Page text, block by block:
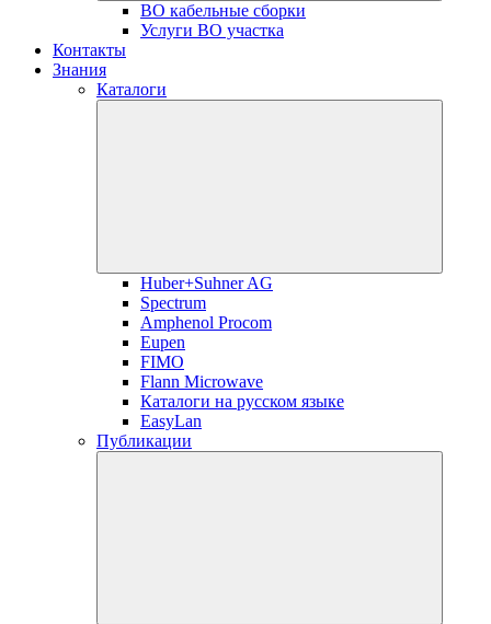
ВО кабельные сборки
Услуги ВО участка
Контакты
Знания
Каталоги
Huber+Suhner AG
Spectrum
Amphenol Procom
Eupen
FIMO
Flann Microwave
Каталоги на русском языке
EasyLan
Публикации